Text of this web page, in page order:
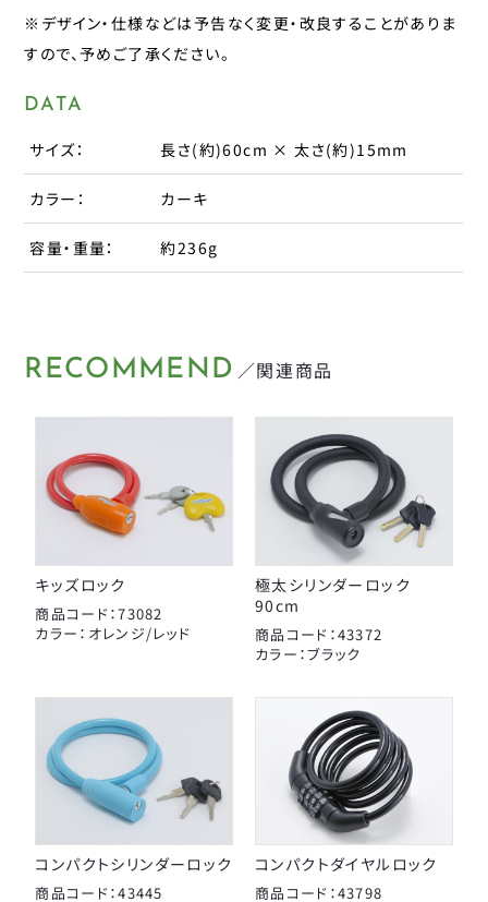
工具
変速・内装
変速・外装
チューブ
ケミカル
パンク修理用品
ポンプ
ライト・反射板
カギ
CLOSE
マルニ工業
ユニコ
昭和インダストリーズ
真田嘉商店
大久保製作所
日本反射器工業
宝商
箕浦
その他
CLOSE
※デザイン・仕様などは予告なく変更・改良することがありま
すので、予めご了承ください。
DATA
サイズ： 長さ(約)60cm × 太さ(約)15mm
カラー： カーキ
容量・重量： 約236g
RECOMMEND ／関連商品
キッズロック
商品コード：73082
カラー：オレンジ/レッド
極太シリンダーロック
90cm
商品コード：43372
カラー：ブラック
コンパクトシリンダーロック
商品コード：43445
コンパクトダイヤルロック
商品コード：43798